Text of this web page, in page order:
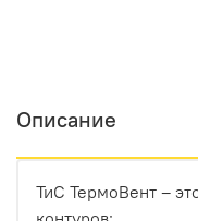
Описание
ТиС ТермоВент –